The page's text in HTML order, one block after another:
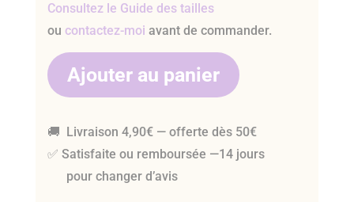
Consultez le Guide des tailles
ou contactez-moi avant de commander.
Ajouter au panier
🚚 Livraison 4,90€ — offerte dès 50€
✅ Satisfaite ou remboursée —14 jours
pour changer d’avis